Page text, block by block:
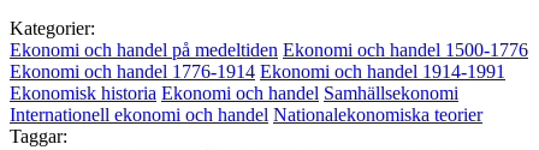
Kategorier:
Ekonomi och handel på medeltiden Ekonomi och handel 1500-1776
Ekonomi och handel 1776-1914 Ekonomi och handel 1914-1991
Ekonomisk historia Ekonomi och handel Samhällsekonomi
Internationell ekonomi och handel Nationalekonomiska teorier
Taggar: